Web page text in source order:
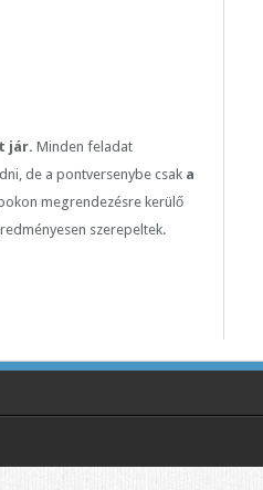
jár. Minden feladat
de a pontversenybe csak a
megrendezésre kerülő
szerepeltek.